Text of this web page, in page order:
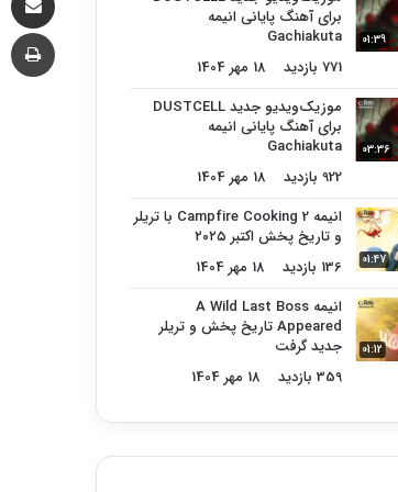
01:39
برای آهنگ پایانی انیمه
Gachiakuta
771 بازدید
18 مهر 1404
03:36
موزیک‌ویدیو جدید DUSTCELL
برای آهنگ پایانی انیمه
Gachiakuta
922 بازدید
18 مهر 1404
01:47
انیمه Campfire Cooking 2 با تریلر
و تاریخ پخش اکتبر ۲۰۲۵
136 بازدید
18 مهر 1404
01:12
انیمه A Wild Last Boss
Appeared تاریخ پخش و تریلر
جدید گرفت
359 بازدید
18 مهر 1404